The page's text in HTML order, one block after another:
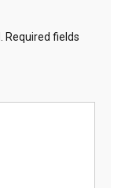
Required fields